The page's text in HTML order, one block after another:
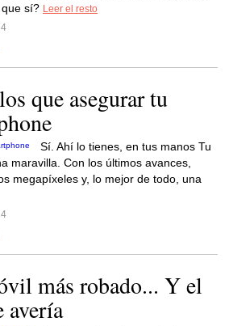
sí? Leer el resto
que asegurar tu
Sí. Ahí lo tienes, en tus manos Tu
maravilla. Con los últimos avances,
megapíxeles y, lo mejor de todo, una
más robado... Y el
avería